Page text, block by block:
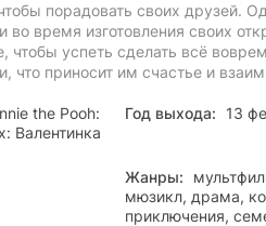
порадовать своих друзей.
во время изготовления своих
чтобы успеть сделать всё
что приносит им счастье и
the Pooh:
Валентинка
Год выхода: 13
Жанры:
мюзикл, драма,
приключения,